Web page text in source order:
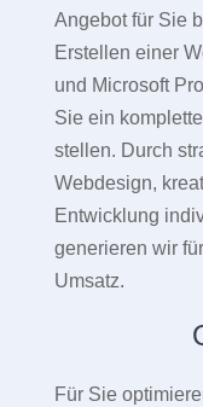
Angebot für Sie
Erstellen einer
und Microsoft
Sie ein
stellen. Durch
Webdesign,
Entwicklung
generieren wir
Umsatz.
Für Sie